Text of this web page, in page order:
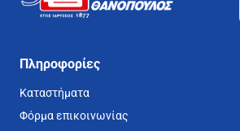
Πληροφορίες
Καταστήματα
Φόρμα επικοινωνίας